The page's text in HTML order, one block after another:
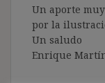
Un aporte
por la
Un saludo
Enrique